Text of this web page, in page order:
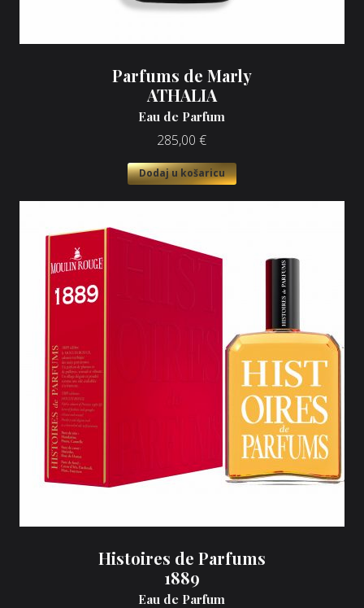
Parfums de Marly
ATHALIA
Eau de Parfum
285,00 €
Dodaj u košaricu
Histoires de Parfums
1889
Eau de Parfum